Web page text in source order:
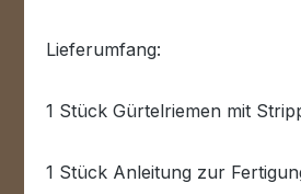
Lieferumfang:
1 Stück Gürtelriemen mit
1 Stück Anleitung zur